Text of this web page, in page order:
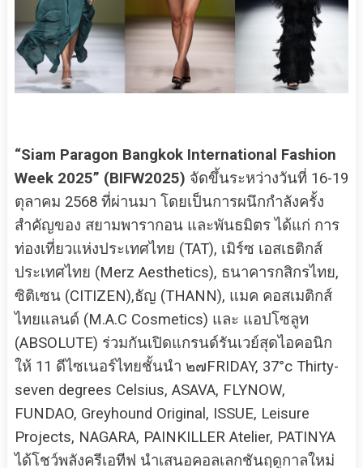
“Siam Paragon Bangkok International Fashion
Week 2025” (BIFW2025) จัดขึ้นระหว่างวันที่ 16-19
ตุลาคม 2568 ที่ผ่านมา โดยเป็นการผนึกกำลังครั้ง
สำคัญของ สยามพารากอน และพันธมิตร ได้แก่ การ
ท่องเที่ยวแห่งประเทศไทย (TAT), เมิร์ซ เอสเธติกส์
ประเทศไทย (Merz Aesthetics), ธนาคารกสิกรไทย,
ซิติเซน (CITIZEN),ธัญ (THANN), แมค คอสเมติกส์
ไทยแลนด์ (M.A.C Cosmetics) และ แอปโซลูท
(ABSOLUTE) ร่วมกันเปิดแกรนด์รันเวย์สุดไอคอนิก
ให้ 11 ดีไซเนอร์ไทยชั้นนำ ๒๗FRIDAY, 37°c Thirty-
seven degrees Celsius, ASAVA, FLYNOW,
FUNDAO, Greyhound Original, ISSUE, Leisure
Projects, NAGARA, PAINKILLER Atelier, PATINYA
ได้โชว์พลังครีเอทีฟ นำเสนอคอลเลกชันฤดูกาลใหม่